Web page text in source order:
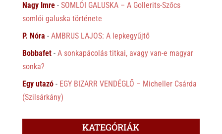
Nagy Imre- SOMLÓI GALUSKA – A Gollerits-Szőcs
somlói galuska története
P. Nóra - AMBRUS LAJOS: A lepkegyűjtő
Bobbafet- A sonkapácolás titkai, avagy van-e magyar
sonka?
Egy utazó- EGY BIZARR VENDÉGLŐ – Micheller Csárda
(Szilsárkány)
KATEGÓRIÁK